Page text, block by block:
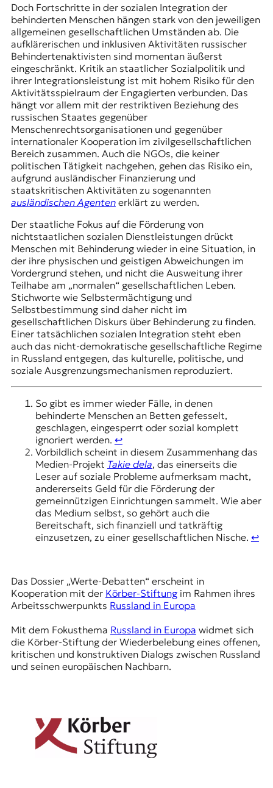
Doch Fortschritte in der sozialen Integration der
behinderten Menschen hängen stark von den jeweiligen
allgemeinen gesellschaftlichen Umständen ab. Die
aufklärerischen und inklusiven Aktivitäten russischer
Behindertenaktivisten sind momentan äußerst
eingeschränkt. Kritik an staatlicher Sozialpolitik und
ihrer Integrationsleistung ist mit hohem Risiko für den
Aktivitätsspielraum der Engagierten verbunden. Das
hängt vor allem mit der restriktiven Beziehung des
russischen Staates gegenüber
Menschenrechtsorganisationen und gegenüber
internationaler Kooperation im zivilgesellschaftlichen
Bereich zusammen. Auch die NGOs, die keiner
politischen Tätigkeit nachgehen, gehen das Risiko ein,
aufgrund ausländischer Finanzierung und
staatskritischen Aktivitäten zu sogenannten
ausländischen Agentenerklärt zu werden.
Der staatliche Fokus auf die Förderung von
nichtstaatlichen sozialen Dienstleistungen drückt
Menschen mit Behinderung wieder in eine Situation, in
der ihre physischen und geistigen Abweichungen im
Vordergrund stehen, und nicht die Ausweitung ihrer
Teilhabe am „normalen“ gesellschaftlichen Leben.
Stichworte wie Selbstermächtigung und
Selbstbestimmung sind daher nicht im
gesellschaftlichen Diskurs über Behinderung zu finden.
Einer tatsächlichen sozialen Integration steht eben
auch das nicht-demokratische gesellschaftliche Regime
in Russland entgegen, das kulturelle, politische, und
soziale Ausgrenzungsmechanismen reproduziert.
So gibt es immer wieder Fälle, in denen
behinderte Menschen an Betten gefesselt,
geschlagen, eingesperrt oder sozial komplett
ignoriert werden. ↩︎
Vorbildlich scheint in diesem Zusammenhang das
Medien-Projekt Takie dela, das einerseits die
Leser auf soziale Probleme aufmerksam macht,
andererseits Geld für die Förderung der
gemeinnützigen Einrichtungen sammelt. Wie aber
das Medium selbst, so gehört auch die
Bereitschaft, sich finanziell und tatkräftig
einzusetzen, zu einer gesellschaftlichen Nische. ↩︎
Das Dossier „Werte-Debatten“ erscheint in
Kooperation mit der Körber-Stiftungim Rahmen ihres
Arbeitsschwerpunkts Russland in Europa
Mit dem Fokusthema Russland in Europa widmet sich
die Körber-Stiftung der Wiederbelebung eines offenen,
kritischen und konstruktiven Dialogs zwischen Russland
und seinen europäischen Nachbarn.